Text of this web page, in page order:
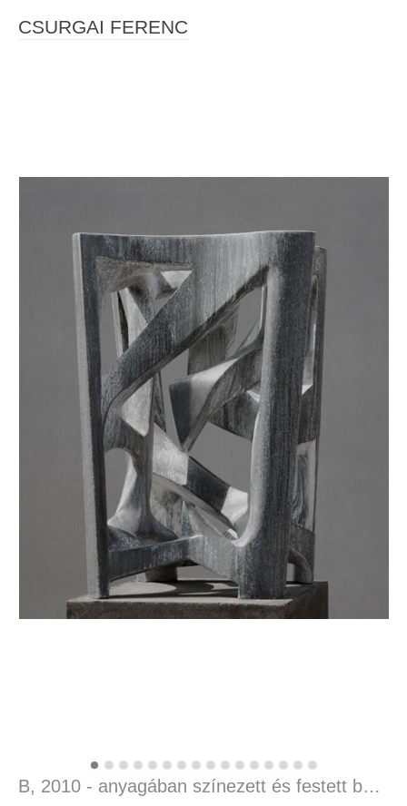
B, 2010 - anyagában színezett és festett beton, 68 x 37 x 48 cm
CSURGAI FERENC